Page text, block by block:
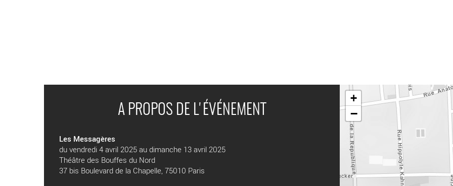
A PROPOS DE L'ÉVÉNEMENT
Les Messagères
du vendredi 4 avril 2025 au dimanche 13 avril 2025
Théâtre des Bouffes du Nord
37 bis Boulevard de la Chapelle, 75010 Paris
+
−